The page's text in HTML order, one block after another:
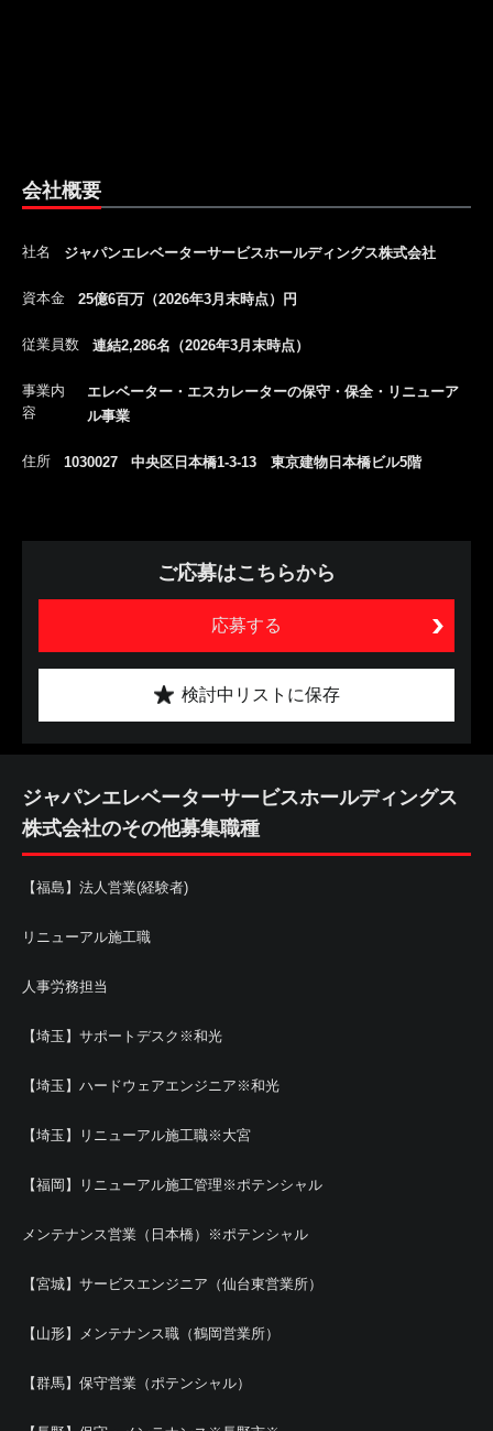
会社概要
社名 ジャパンエレベーターサービスホールディングス株式会社
資本金 25億6百万（2026年3月末時点）円
従業員数 連結2,286名（2026年3月末時点）
事業内
容
エレベーター・エスカレーターの保守・保全・リニューア
ル事業
住所 1030027 中央区日本橋1-3-13 東京建物日本橋ビル5階
ご応募はこちらから
応募する
検討中リストに保存
ジャパンエレベーターサービスホールディングス
株式会社のその他募集職種
【福島】法人営業(経験者)
リニューアル施工職
人事労務担当
【埼玉】サポートデスク※和光
【埼玉】ハードウェアエンジニア※和光
【埼玉】リニューアル施工職※大宮
【福岡】リニューアル施工管理※ポテンシャル
メンテナンス営業（日本橋）※ポテンシャル
【宮城】サービスエンジニア（仙台東営業所）
【山形】メンテナンス職（鶴岡営業所）
【群馬】保守営業（ポテンシャル）